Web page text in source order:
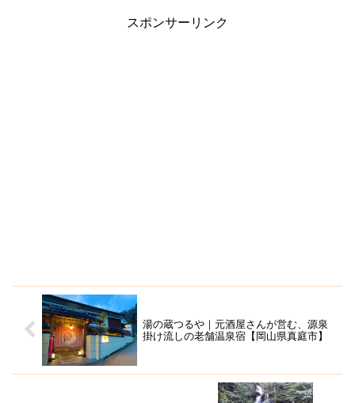
スポンサーリンク
湯の蔵つるや｜元酒屋さんが営む、源泉
掛け流しの老舗温泉宿【岡山県真庭市】